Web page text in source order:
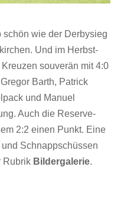
schön wie der Derbysieg
Und im Herbst-
souverän mit 4:0
Barth, Patrick
und Manuel
Auch die Reserve-
2:2 einen Punkt. Eine
Schnappschüssen
Rubrik Bildergalerie.